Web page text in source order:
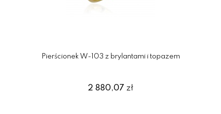
Pierścionek W-103 z brylantami i topazem
2 880,07 zł